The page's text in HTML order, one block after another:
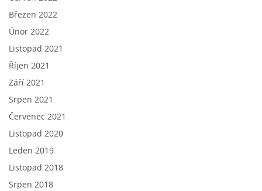
Březen 2022
Únor 2022
Listopad 2021
Říjen 2021
Září 2021
Srpen 2021
Červenec 2021
Listopad 2020
Leden 2019
Listopad 2018
Srpen 2018